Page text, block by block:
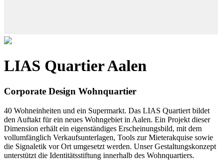
LIAS Quartier Aalen
Corporate Design Wohnquartier
40 Wohneinheiten und ein Supermarkt. Das LIAS Quartiert bildet
den Auftakt für ein neues Wohngebiet in Aalen. Ein Projekt dieser
Dimension erhält ein eigenständiges Erscheinungsbild, mit dem
vollumfänglich Verkaufsunterlagen, Tools zur Mieterakquise sowie
die Signaletik vor Ort umgesetzt werden. Unser Gestaltungskonzept
unterstützt die Identitätsstiftung innerhalb des Wohnquartiers.